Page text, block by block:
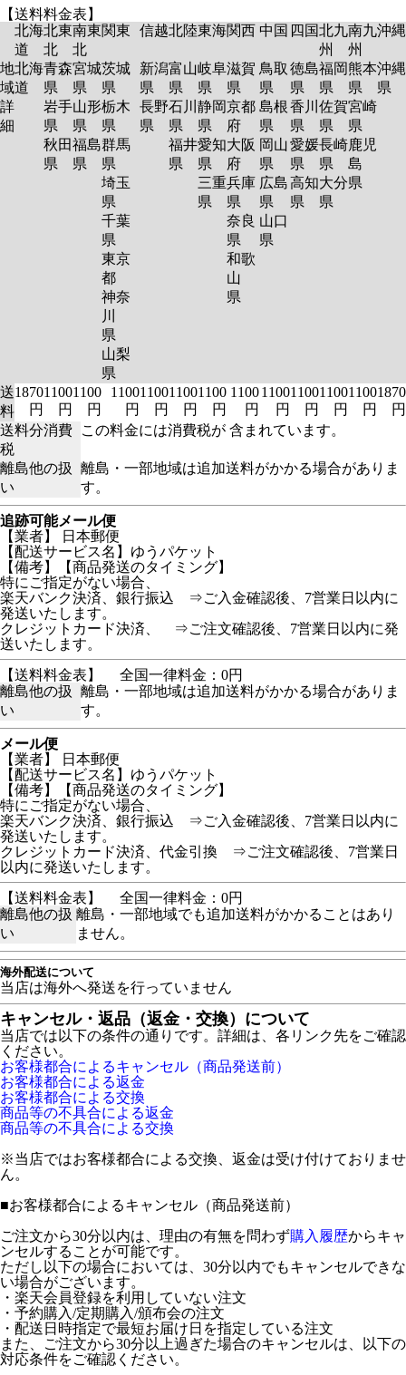
【送料料金表】
北海
道
北東
北
南東
北
関東 信越北陸東海関西 中国 四国北九
州
南九
州
沖縄
地
域
詳
細
北海
道
青森
県
岩手
県
秋田
県
宮城
県
山形
県
福島
県
茨城
県
栃木
県
群馬
県
埼玉
県
千葉
県
東京
都
神奈
川
県
山梨
県
新潟
県
長野
県
富山
県
石川
県
福井
県
岐阜
県
静岡
県
愛知
県
三重
県
滋賀
県
京都
府
大阪
府
兵庫
県
奈良
県
和歌
山
県
鳥取
県
島根
県
岡山
県
広島
県
山口
県
徳島
県
香川
県
愛媛
県
高知
県
福岡
県
佐賀
県
長崎
県
大分
県
熊本
県
宮崎
県
鹿児
島
県
沖縄
県
送
料
1870
円
1100
円
1100
円
1100
円
1100
円
1100
円
1100
円
1100
円
1100
円
1100
円
1100
円
1100
円
1870
円
送料分消費
税
この料金には消費税が 含まれています。
離島他の扱
い
離島・一部地域は追加送料がかかる場合がありま
す。
追跡可能メール便
【業者】 日本郵便
【配送サービス名】ゆうパケット
【備考】【商品発送のタイミング】
特にご指定がない場合、
楽天バンク決済、銀行振込 ⇒ご入金確認後、7営業日以内に
発送いたします。
クレジットカード決済、 ⇒ご注文確認後、7営業日以内に発
送いたします。
【送料料金表】
全国一律料金：0円
離島他の扱
い
離島・一部地域は追加送料がかかる場合がありま
す。
メール便
【業者】 日本郵便
【配送サービス名】ゆうパケット
【備考】【商品発送のタイミング】
特にご指定がない場合、
楽天バンク決済、銀行振込 ⇒ご入金確認後、7営業日以内に
発送いたします。
クレジットカード決済、代金引換 ⇒ご注文確認後、7営業日
以内に発送いたします。
【送料料金表】
全国一律料金：0円
離島他の扱
い
離島・一部地域でも追加送料がかかることはあり
ません。
海外配送について
当店は海外へ発送を行っていません
キャンセル・返品（返金・交換）について
当店では以下の条件の通りです。詳細は、各リンク先をご確認
ください。
お客様都合によるキャンセル（商品発送前）
お客様都合による返金
お客様都合による交換
商品等の不具合による返金
商品等の不具合による交換
※当店ではお客様都合による交換、返金は受け付けておりませ
ん。
■お客様都合によるキャンセル（商品発送前）
ご注文から30分以内は、理由の有無を問わず購入履歴からキャ
ンセルすることが可能です。
ただし以下の場合においては、30分以内でもキャンセルできな
い場合がございます。
・楽天会員登録を利用していない注文
・予約購入/定期購入/頒布会の注文
・配送日時指定で最短お届け日を指定している注文
また、ご注文から30分以上過ぎた場合のキャンセルは、以下の
対応条件をご確認ください。